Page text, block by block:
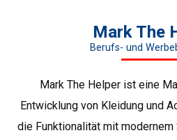
Mark The
Berufs- und
Mark The Helper ist eine
Entwicklung von Kleidung und
die Funktionalität mit